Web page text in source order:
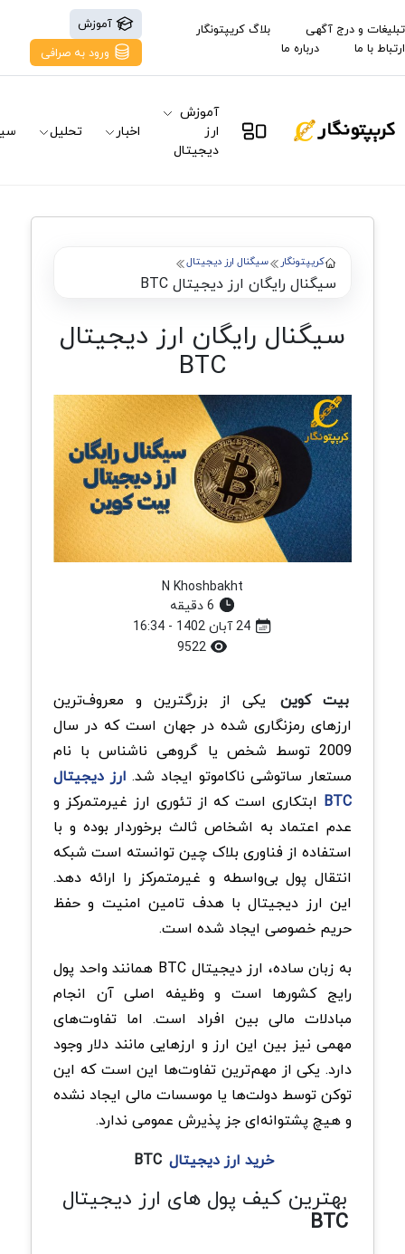
تبلیغات و درج آگهی
بلاگ کریپتونگار
ارتباط با ما
درباره ما
آموزش
ورود به صرافی
آموزش
ارز
دیجیتال
اخبار تحلیل
کریپتونگار سیگنال ارز دیجیتال
سیگنال رایگان ارز دیجیتال BTC
سیگنال رایگان ارز دیجیتال
BTC
N Khoshbakht
بیت کوین
یکی از بزرگترین و معروف‌ترین
ارزهای رمزنگاری شده در جهان است که در سال
2009 توسط شخص یا گروهی ناشناس با نام
مستعار ساتوشی ناکاموتو ایجاد شد. ارز دیجیتال
BTC ابتکاری است که از تئوری ارز غیرمتمرکز و
عدم اعتماد به اشخاص ثالث برخوردار بوده و با
استفاده از فناوری بلاک چین توانسته است شبکه
انتقال پول بی‌واسطه و غیرمتمرکز را ارائه دهد.
این ارز دیجیتال با هدف تامین امنیت و حفظ
حریم خصوصی ایجاد شده است.
به زبان ساده، ارز دیجیتال BTC همانند واحد پول
رایج کشورها است و وظیفه اصلی آن انجام
مبادلات مالی بین افراد است. اما تفاوت‌های
مهمی نیز بین این ارز و ارزهایی مانند دلار وجود
دارد. یکی از مهم‌ترین تفاوت‌ها این است که این
توکن توسط دولت‌ها یا موسسات مالی ایجاد نشده
و هیچ پشتوانه‌ای جز پذیرش عمومی ندارد.
خرید ارز دیجیتال
بهترین کیف پول های ارز دیجیتال
BTC